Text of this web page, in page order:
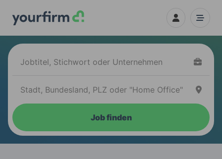
Job finden